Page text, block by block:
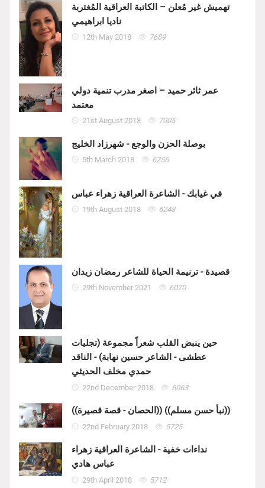
تهميش غير مُعلن – الكاتبة العراقية المُغتربة
ناديا ابراهيمي
12th May 2018 7689
عمر ثائر حميد – اصغر مدرب تنمية دولي
معتمد
21st August 2018 7005
بوصلة الحزن والوجع - شهرزاد الخليج
5th March 2018 6256
في غيابك - الشاعرة العراقية زهراء عباس
19th August 2018 6248
قصيدة - ترنيمة الحياة للشاعر رمضان زيدان
29th November 2021 6070
حين ينبض القلب شعراً مجموعة (تجليات
عطشى - الشاعر حسين نهابة) - الناقد
حمدي مخلف الحديثي
22nd December 2018 6063
((الحصان - قصة قصيرة)) ((نبأ حسن مسلم))
22nd February 2018 5725
نداءات خفية - الشاعرة العراقية زهراء
عباس هادي
29th April 2018 5712